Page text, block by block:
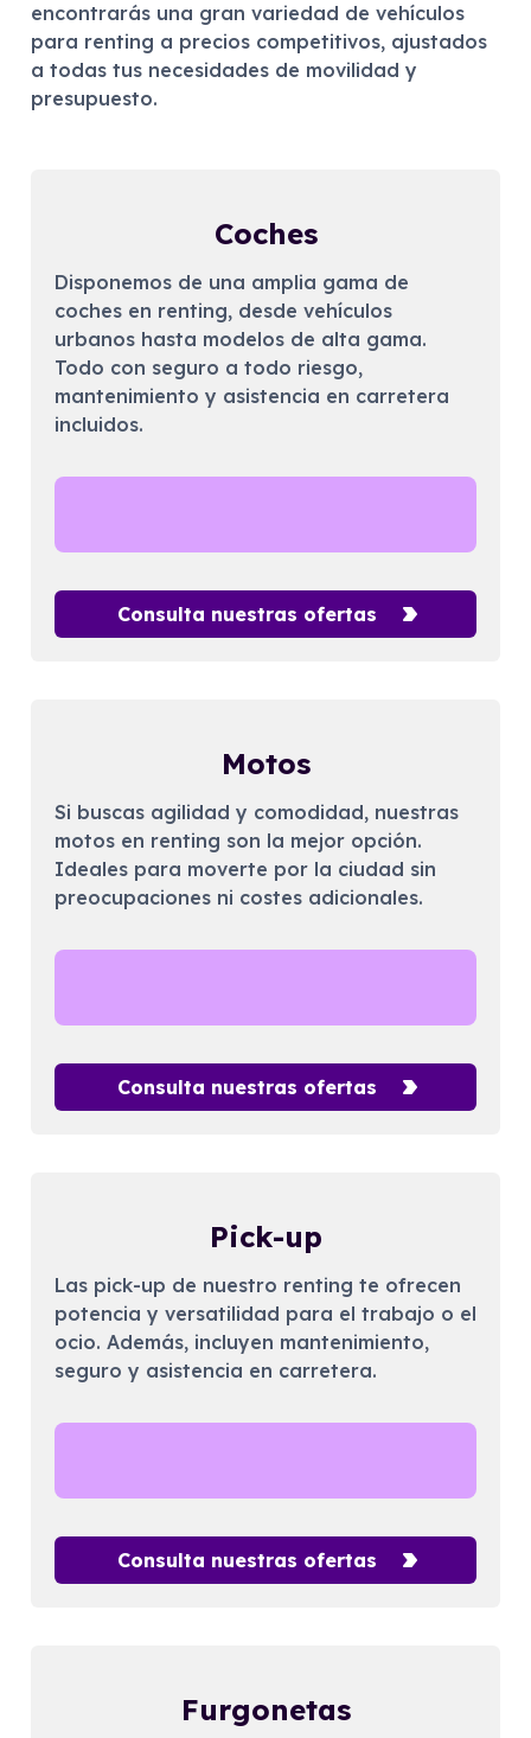
encontrarás una gran variedad de vehículos
para renting a precios competitivos, ajustados
a todas tus necesidades de movilidad y
presupuesto.
Coches
Disponemos de una amplia gama de
coches en renting, desde vehículos
urbanos hasta modelos de alta gama.
Todo con seguro a todo riesgo,
mantenimiento y asistencia en carretera
incluidos.
Consulta nuestras ofertas
Motos
Si buscas agilidad y comodidad, nuestras
motos en renting son la mejor opción.
Ideales para moverte por la ciudad sin
preocupaciones ni costes adicionales.
Consulta nuestras ofertas
Pick-up
Las pick-up de nuestro renting te ofrecen
potencia y versatilidad para el trabajo o el
ocio. Además, incluyen mantenimiento,
seguro y asistencia en carretera.
Consulta nuestras ofertas
Furgonetas